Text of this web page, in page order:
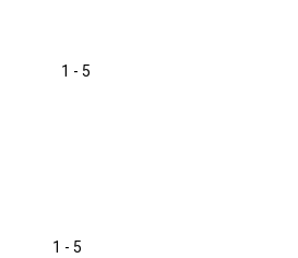
1 - 5
1 - 5